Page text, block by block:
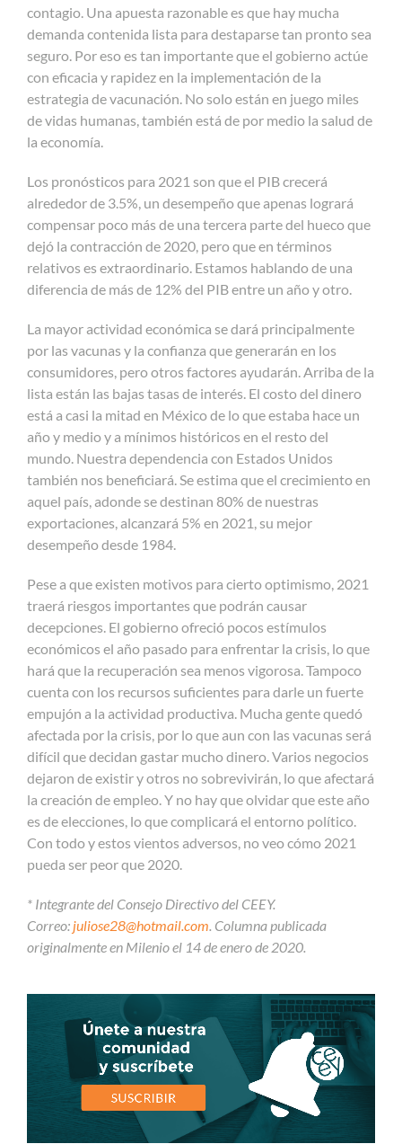
contagio. Una apuesta razonable es que hay mucha
demanda contenida lista para destaparse tan pronto sea
seguro. Por eso es tan importante que el gobierno actúe
con eficacia y rapidez en la implementación de la
estrategia de vacunación. No solo están en juego miles
de vidas humanas, también está de por medio la salud de
la economía.
Los pronósticos para 2021 son que el PIB crecerá
alrededor de 3.5%, un desempeño que apenas logrará
compensar poco más de una tercera parte del hueco que
dejó la contracción de 2020, pero que en términos
relativos es extraordinario. Estamos hablando de una
diferencia de más de 12% del PIB entre un año y otro.
La mayor actividad económica se dará principalmente
por las vacunas y la confianza que generarán en los
consumidores, pero otros factores ayudarán. Arriba de la
lista están las bajas tasas de interés. El costo del dinero
está a casi la mitad en México de lo que estaba hace un
año y medio y a mínimos históricos en el resto del
mundo. Nuestra dependencia con Estados Unidos
también nos beneficiará. Se estima que el crecimiento en
aquel país, adonde se destinan 80% de nuestras
exportaciones, alcanzará 5% en 2021, su mejor
desempeño desde 1984.
Pese a que existen motivos para cierto optimismo, 2021
traerá riesgos importantes que podrán causar
decepciones. El gobierno ofreció pocos estímulos
económicos el año pasado para enfrentar la crisis, lo que
hará que la recuperación sea menos vigorosa. Tampoco
cuenta con los recursos suficientes para darle un fuerte
empujón a la actividad productiva. Mucha gente quedó
afectada por la crisis, por lo que aun con las vacunas será
difícil que decidan gastar mucho dinero. Varios negocios
dejaron de existir y otros no sobrevivirán, lo que afectará
la creación de empleo. Y no hay que olvidar que este año
es de elecciones, lo que complicará el entorno político.
Con todo y estos vientos adversos, no veo cómo 2021
pueda ser peor que 2020.
* Integrante del Consejo Directivo del CEEY.
Correo: juliose28@hotmail.com . Columna publicada
originalmente en Milenio el 14 de enero de 2020.